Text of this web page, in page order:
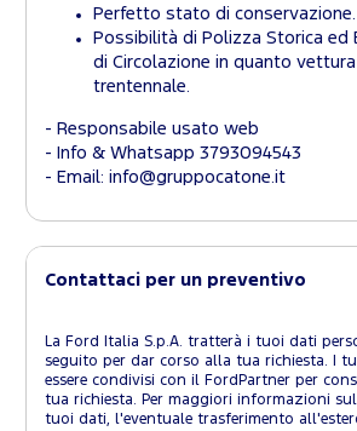
Perfetto stato di conservazione.
Possibilità di Polizza Storica ed
di Circolazione in quanto
trentennale.
- Responsabile usato web
- Info & Whatsapp 3793094543
- Email: info@gruppocatone.it
Contattaci per un preventivo
La Ford Italia S.p.A. tratterà i tuoi dati
seguito per dar corso alla tua richiesta. I
essere condivisi con il FordPartner per
tua richiesta. Per maggiori informazioni
tuoi dati, l'eventuale trasferimento